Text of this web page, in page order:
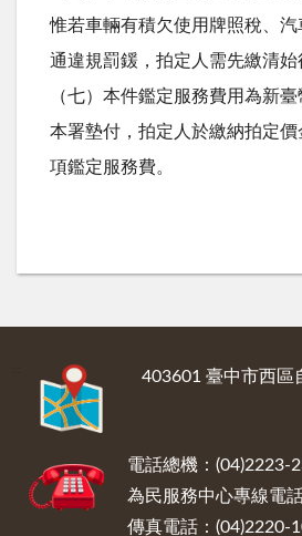
惟若車輛有積欠使用牌照稅、
通違規罰鍰，拍定人需先繳清始
（七）本件鑑定服務費用為新
本署墊付，拍定人於繳納拍定
項鑑定服務費。
403601 臺中市西區
電話總機：(04)2223-
為民服務中心專線電
傳真電話：(04)2220-